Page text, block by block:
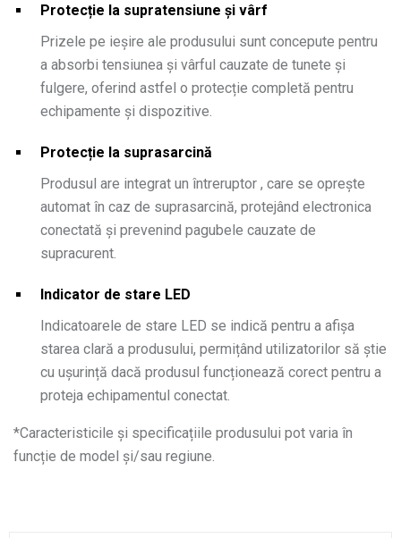
Protecție la supratensiune și vârf
Prizele pe ieșire ale produsului sunt concepute pentru
a absorbi tensiunea și vârful cauzate de tunete și
fulgere, oferind astfel o protecție completă pentru
echipamente și dispozitive.
Protecție la suprasarcină
Produsul are integrat un întreruptor , care se oprește
automat în caz de suprasarcină, protejând electronica
conectată și prevenind pagubele cauzate de
supracurent.
Indicator de stare LED
Indicatoarele de stare LED se indică pentru a afișa
starea clară a produsului, permițând utilizatorilor să știe
cu ușurință dacă produsul funcționează corect pentru a
proteja echipamentul conectat.
*Caracteristicile și specificațiile produsului pot varia în
funcție de model și/sau regiune.